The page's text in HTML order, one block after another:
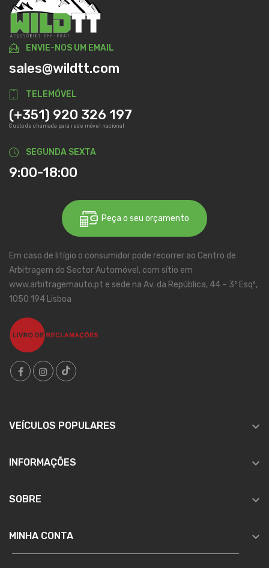
ENVIE-NOS UM EMAIL
sales@wildtt.com
TELEMÓVEL
(+351) 920 326 197
Custo de chamada para rede móvel nacional
SEGUNDA SEXTA
9:00-18:00
Peça o seu orçamento
Em caso de litígio o consumidor pode recorrer ao Centro de
Arbitragem do Sector Automóvel, com sítio em
www.arbitragemauto.pt e sede na Av. da República, 44 – 3º Esqº,
1050 194 Lisboa
VEÍCULOS POPULARES 
INFORMAÇÕES 
SOBRE 
MINHA CONTA 